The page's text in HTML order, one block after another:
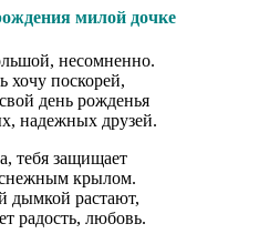
милой дочке
несомненно.
хочу поскорей,
день рожденья
надежных друзей.
тебя защищает
крылом.
дымкой растают,
радость, любовь.